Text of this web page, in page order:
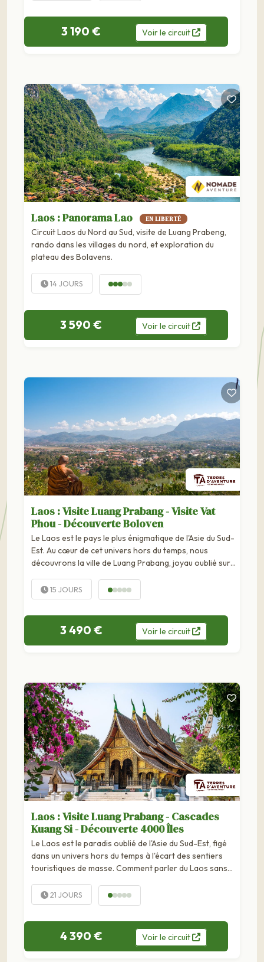
3 190 € Voirle circuit
Laos : Panorama Lao EN LIBERTÉ
Circuit Laos du Nord au Sud, visite de Luang Prabeng,
rando dans les villages du nord, et exploration du
plateau des Bolavens.
14 JOURS
3 590 € Voirle circuit
Laos : Visite Luang Prabang - Visite Vat
Phou - Découverte Boloven
Le Laos est le pays le plus énigmatique de l'Asie du Sud-
Est. Au cœur de cet univers hors du temps, nous
découvrons la ville de Luang Prabang, joyau oublié sur
15 JOURS
3 490 € Voirle circuit
Laos : Visite Luang Prabang - Cascades
Kuang Si - Découverte 4000 Îles
Le Laos est le paradis oublié de l'Asie du Sud-Est, figé
dans un univers hors du temps à l'écart des sentiers
touristiques de masse. Comment parler du Laos sans
21 JOURS
4 390 € Voirle circuit